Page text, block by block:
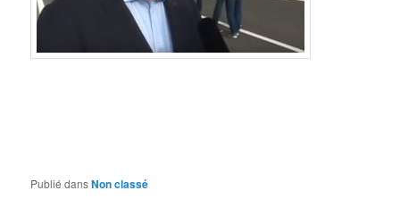
Publié dansNon classé